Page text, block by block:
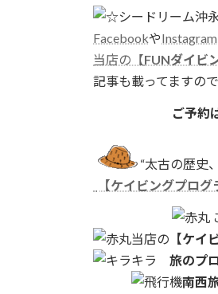
シードリーム沖
FacebookやInstagram
当店の【FUNダイビ
記事も載ってますの
ご予約
“太古の歴史
【ケイビングプログ
当店の 【ケイ
旅のプ
南西